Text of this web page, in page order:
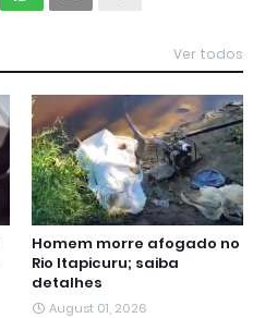
Ver todos
Homem morre afogado no
Rio Itapicuru; saiba
detalhes
August 01, 2026